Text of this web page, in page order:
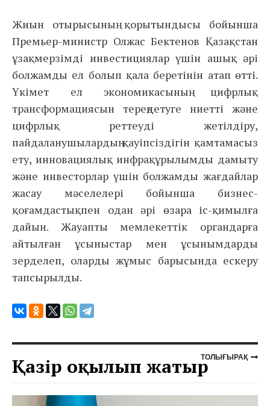
Жиын отырысының қорытындысы бойынша
Премьер-министр Олжас Бектенов Қазақстан
ұзақмерзімді инвестициялар үшін ашық әрі
болжамды ел болып қала беретінін атап өтті.
Үкімет ел экономикасының цифрлық
трансформациясын тереңдетуге ниетті және
цифрлық реттеуді жетілдіру,
пайдаланушылардың қауіпсіздігін қамтамасыз
ету, инновациялық инфрақұрылымды дамыту
және инвесторлар үшін болжамды жағдайлар
жасау мәселелері бойынша бизнес-
қоғамдастықпен одан әрі өзара іс-қимылға
дайын. Жауапты мемлекеттік органдарға
айтылған ұсыныстар мен ұсынымдарды
зерделеп, оларды жұмыс барысында ескеру
тапсырылды.
Қазір оқылып жатырТОЛЫҒЫРАҚ